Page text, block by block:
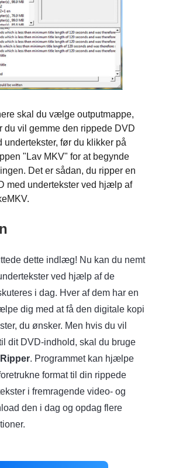
skal du vælge outputmappe,
du vil gemme den rippede DVD
undertekster, før du klikker på
"Lav MKV" for at begynde
Det er sådan, du ripper en
med undertekster ved hjælp af
dette indlæg! Nu kan du nemt
ved hjælp af de
i dag. Hver af dem har en
dig med at få den digitale kopi
du ønsker. Men hvis du vil
dit DVD-indhold, skal du bruge
. Programmet kan hjælpe
format til din rippede
i fremragende video- og
den i dag og opdag flere